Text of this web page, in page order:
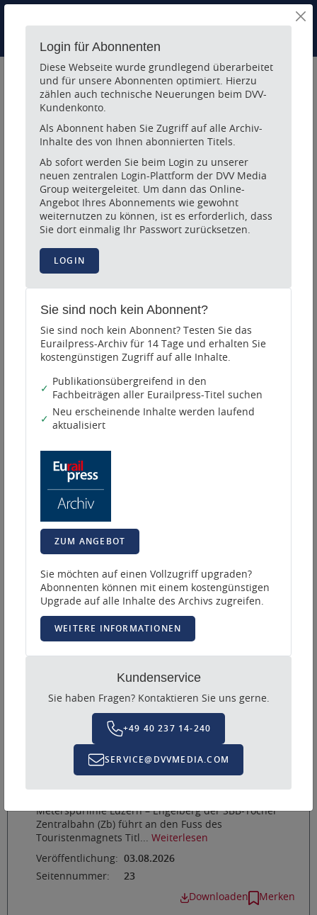
Login ZUGANG
Login für Abonnenten
Diese Webseite wurde grundlegend überarbeitet
und für unsere Abonnenten optimiert. Hierzu
zählen auch technische Neuerungen beim DVV-
Kundenkonto.
Als Abonnent haben Sie Zugriff auf alle Archiv-
Inhalte des von Ihnen abonnierten Titels.
Ab sofort werden Sie beim Login zu unserer
neuen zentralen Login-Plattform der DVV Media
Group weitergeleitet. Um dann das Online-
Angebot Ihres Abonnements wie gewohnt
weiternutzen zu können, ist es erforderlich, dass
Sie dort einmalig Ihr Passwort zurücksetzen.
LOGIN
Sie sind noch kein Abonnent?
Sie sind noch kein Abonnent? Testen Sie das
Eurailpress-Archiv für 14 Tage und erhalten Sie
kostengünstigen Zugriff auf alle Inhalte.
✓
Publikationsübergreifend in den
Fachbeiträgen aller Eurailpress-Titel suchen
✓
Neu erscheinende Inhalte werden laufend
aktualisiert
ZUM ANGEBOT
Sie möchten auf einen Vollzugriff upgraden?
Abonnenten können mit einem kostengünstigen
Upgrade auf alle Inhalte des Archivs zugreifen.
WEITERE INFORMATIONEN
Kundenservice
Sie haben Fragen? Kontaktieren Sie uns gerne.
+49 40 237 14-240
SERVICE@DVVMEDIA.COM
Archiv durchsuchen
Artikel Seiten Anzeigen:
Filter zurücksetzen
Zeitraum
Publikation
Ausgabe Jahr
Ausgabe Jahr auswählen
Ausgabe
Seitennummer
210.698Ergebnisse gefunden
Sortieren nach:
Rail Business - Seite 23
Meterspurlinie Luzern – Engelberg der SBB-Tocher
Zentralbahn (Zb) führt an den Fuss des
Touristenmagnets Titl... Weiterlesen
Veröffentlichung:
03.08.2026
Seitennummer:
23
Downloaden Merken